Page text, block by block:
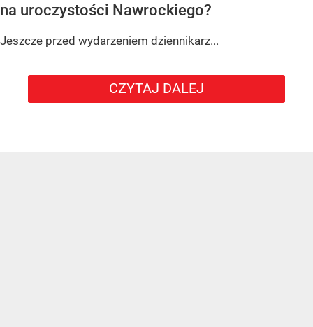
na uroczystości Nawrockiego?
Jeszcze przed wydarzeniem dziennikarz...
CZYTAJ DALEJ